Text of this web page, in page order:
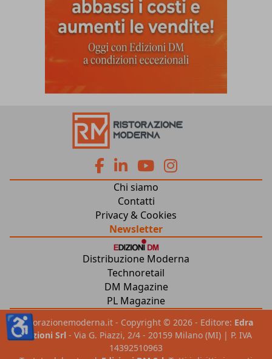
fa
fa-
facebook
fa
fa-
linkedin
fab
fa-
youtube
fab
Chi siamo
Contatti
Privacy & Cookies
Newsletter
Distribuzione Moderna
Technoretail
DM Magazine
PL Magazine
ristorazionemoderna.it - Copyright © 2026 - Editore: Edra
Edizioni Srl - Via G. Piazzi, 2/4 - 20159 Milano (MI) | P. IVA
14392510963